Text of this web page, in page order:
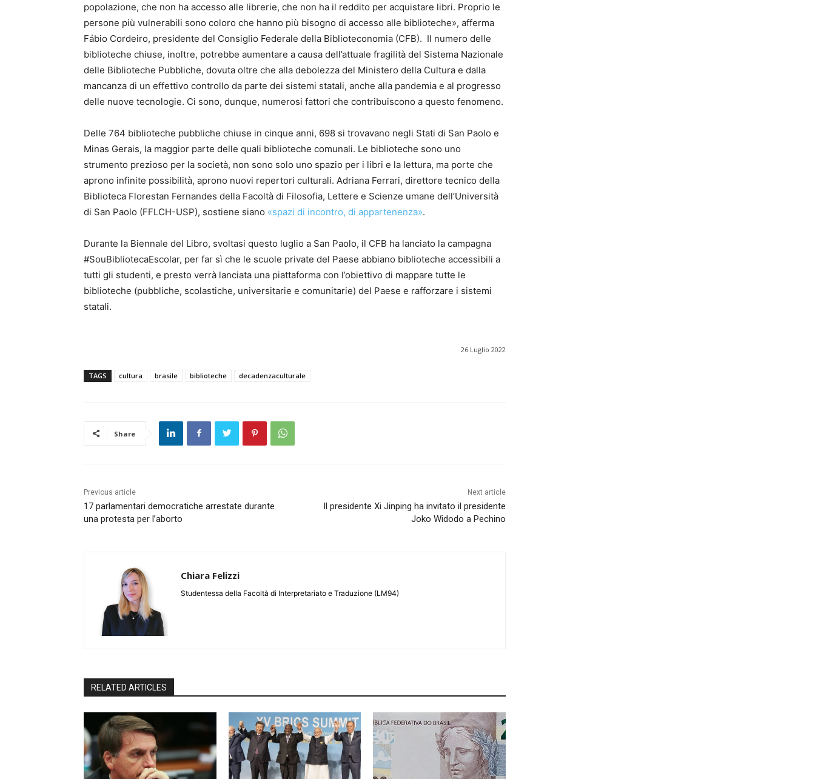
popolazione, che non ha accesso alle librerie, che non ha il reddito per acquistare libri. Proprio le
persone più vulnerabili sono coloro che hanno più bisogno di accesso alle biblioteche», afferma
Fábio Cordeiro, presidente del Consiglio Federale della Biblioteconomia (CFB). Il numero delle
biblioteche chiuse, inoltre, potrebbe aumentare a causa dell’attuale fragilità del Sistema Nazionale
delle Biblioteche Pubbliche, dovuta oltre che alla debolezza del Ministero della Cultura e dalla
mancanza di un effettivo controllo da parte dei sistemi statali, anche alla pandemia e al progresso
delle nuove tecnologie. Ci sono, dunque, numerosi fattori che contribuiscono a questo fenomeno.
Delle 764 biblioteche pubbliche chiuse in cinque anni, 698 si trovavano negli Stati di San Paolo e
Minas Gerais, la maggior parte delle quali biblioteche comunali. Le biblioteche sono uno
strumento prezioso per la società, non sono solo uno spazio per i libri e la lettura, ma porte che
aprono infinite possibilità, aprono nuovi repertori culturali. Adriana Ferrari, direttore tecnico della
Biblioteca Florestan Fernandes della Facoltà di Filosofia, Lettere e Scienze umane dell’Università
di San Paolo (FFLCH-USP), sostiene siano «spazi di incontro, di appartenenza».
Durante la Biennale del Libro, svoltasi questo luglio a San Paolo, il CFB ha lanciato la campagna
#SouBibliotecaEscolar, per far sì che le scuole private del Paese abbiano biblioteche accessibili a
tutti gli studenti, e presto verrà lanciata una piattaforma con l’obiettivo di mappare tutte le
biblioteche (pubbliche, scolastiche, universitarie e comunitarie) del Paese e rafforzare i sistemi
statali.
26 Luglio 2022
TAGS cultura brasile biblioteche decadenzaculturale
Share
Previous article
17 parlamentari democratiche arrestate durante
una protesta per l’aborto
Next article
Il presidente Xi Jinping ha invitato il presidente
Joko Widodo a Pechino
Chiara Felizzi
Studentessa della Facoltà di Interpretariato e Traduzione (LM94)
RELATED ARTICLES